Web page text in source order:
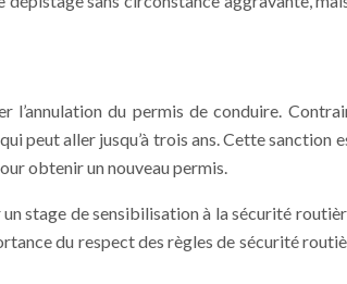
du permis de conduire.
peut aller jusqu’à trois ans. Cette
obtenir un nouveau permis.
stage de sensibilisation à la sécurité
du respect des règles de sécurité